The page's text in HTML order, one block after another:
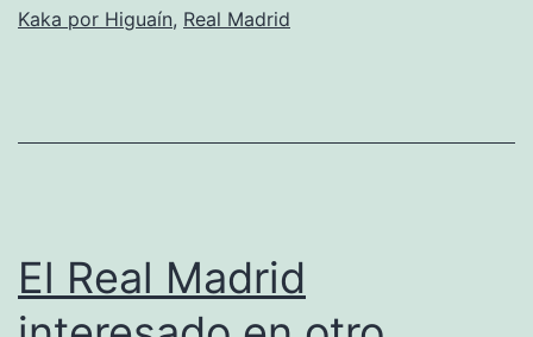
Kaka por Higuaín, Real Madrid
El Real Madrid